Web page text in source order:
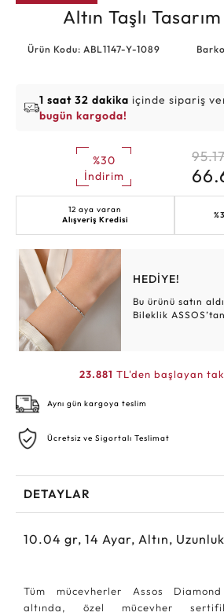
Altın Taşlı
Ürün Kodu: ABL1147-Y-1089
1 saat 32 dakika içinde sipariş
bugün kargoda!
%30
İndirim
12 aya varan
Alışveriş Kredisi
HEDİYE!
Bu ürünü satın
Bileklik
23.881 TL'den başlayan
Aynı gün kargoya teslim
Ücretsiz ve Sigortalı Teslimat
DETAYLAR
10.04 gr, 14 Ayar, Altın,
Tüm mücevherler Assos
altında, özel mücevher